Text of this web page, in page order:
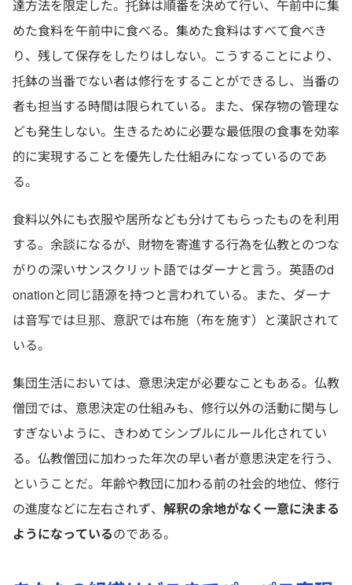
達方法を限定した。托鉢は順番を決めて行い、午前中に集
めた食料を午前中に食べる。集めた食料はすべて食べき
り、残して保存をしたりはしない。こうすることにより、
托鉢の当番でない者は修行をすることができるし、当番の
者も担当する時間は限られている。また、保存物の管理な
ども発生しない。生きるために必要な最低限の食事を効率
的に実現することを優先した仕組みになっているのであ
る。
食料以外にも衣服や居所なども分けてもらったものを利用
する。余談になるが、財物を寄進する行為を仏教とのつな
がりの深いサンスクリット語ではダーナと言う。英語のd
onationと同じ語源を持つと言われている。また、ダーナ
は音写では旦那、意訳では布施（布を施す）と漢訳されて
いる。
集団生活においては、意思決定が必要なこともある。仏教
僧団では、意思決定の仕組みも、修行以外の活動に関与し
すぎないように、きわめてシンプルにルール化されてい
る。仏教僧団に加わった年次の早い者が意思決定を行う、
ということだ。年齢や教団に加わる前の社会的地位、修行
の進度などに左右されず、 解釈の余地がなく一意に決まる
ようになっているのである。